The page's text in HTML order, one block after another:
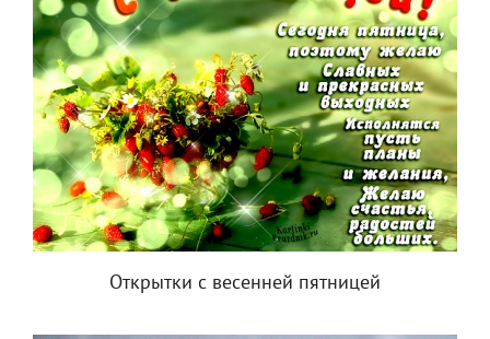
Открытки с весенней пятницей